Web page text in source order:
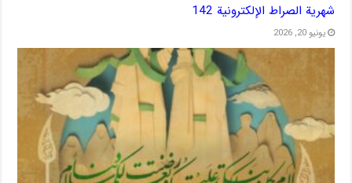
شهریة الصراط الإلكترونية 142
يونيو 20, 2026